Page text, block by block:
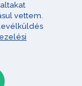
vettem.